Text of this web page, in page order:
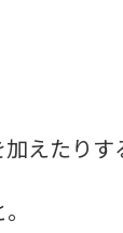
えたりす